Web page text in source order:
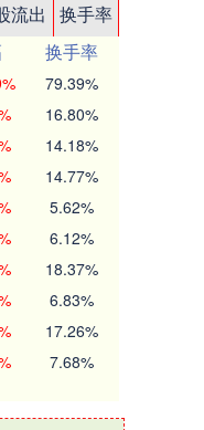
流出
换手率
换手率
79.39%
16.80%
14.18%
14.77%
5.62%
6.12%
18.37%
6.83%
17.26%
7.68%